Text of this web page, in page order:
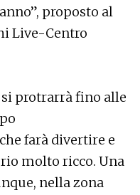
proposto al
Live-Centro
si protrarrà fino alle
farà divertire e
molto ricco. Una
nella zona